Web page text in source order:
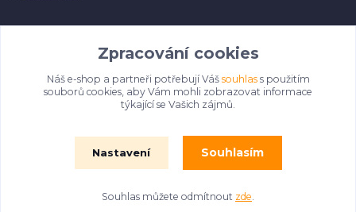
Manuálně pro Vás kontrolujeme každý produkt, přesto se může stát, že u
několika z nich je vyobrazen pouze obrázek informativního charakteru.
Omlouváme se, na úpravě databáze pilně pracujeme.
Vytvořeno na
Eshop-rychle.cz
Zpracování cookies
Náš e-shop a partneři potřebují Váš souhlass použitím
souborů cookies, aby Vám mohli zobrazovat informace
týkající se Vašich zájmů.
Nastavení Souhlasím
Souhlas můžete odmítnout zde